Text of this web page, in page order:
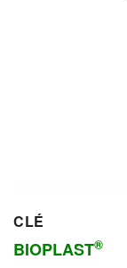
CLÉ
BIOPLAST®